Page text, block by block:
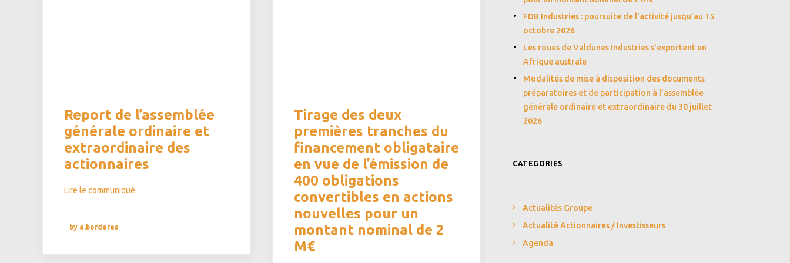
Report de l’assemblée
générale ordinaire et
extraordinaire des
actionnaires
Lire le communiqué
by a.borderes
Tirage des deux
premières tranches du
financement obligataire
en vue de l’émission de
400 obligations
convertibles en actions
nouvelles pour un
montant nominal de 2
M€
FDB Industries : poursuite de l’activité jusqu’au 15
octobre 2026
Les roues de Valdunes Industries s’exportent en
Afrique australe
Modalités de mise à disposition des documents
préparatoires et de participation à l’assemblée
générale ordinaire et extraordinaire du 30 juillet
2026
CATEGORIES
Actualités Groupe
Actualité Actionnaires / Investisseurs
Agenda